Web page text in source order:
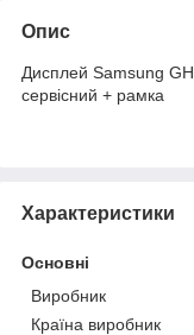
Опис
Дисплей Samsung
сервісний + рамка
Характеристики
Основні
Виробник
Країна виробник